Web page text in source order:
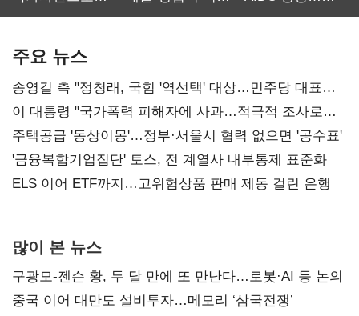
주요 뉴스
송영길 측 "정청래, 국힘 '역선택' 대상…민주당 대표로
총선 지휘 못해"
이 대통령 "국가폭력 피해자에 사과…적극적 조사로
진실 밝혀야"
주택공급 '동상이몽'…정부·서울시 협력 없으면 '공수표'
'금융복합기업집단' 토스, 전 계열사 내부통제 표준화
ELS 이어 ETF까지…고위험상품 판매 제동 걸린 은행
많이 본 뉴스
구광모-젠슨 황, 두 달 만에 또 만난다…로봇·AI 등 논의
중국 이어 대만도 설비투자…메모리 ‘삼국전쟁’